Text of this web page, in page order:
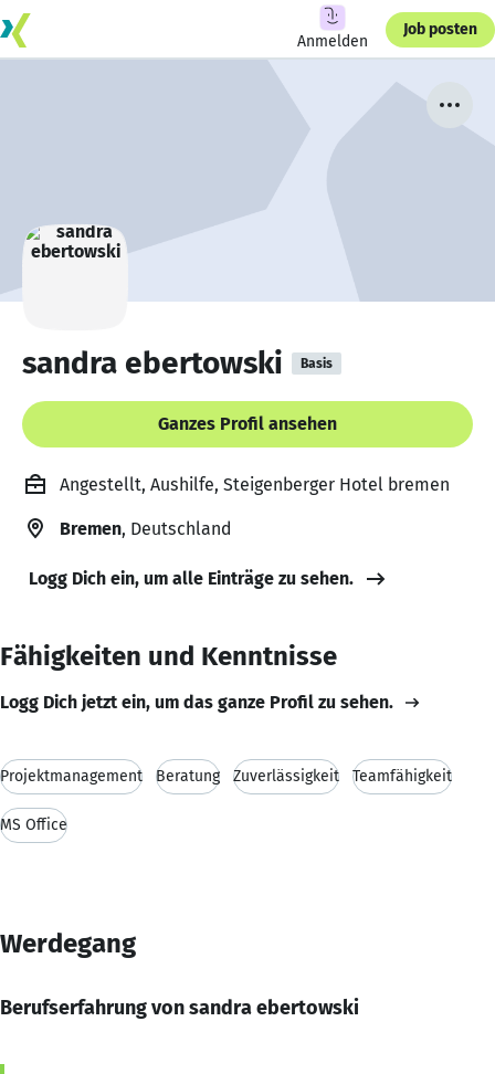
Anmelden
Job posten
sandra ebertowski Basis
Ganzes Profil ansehen
Angestellt, Aushilfe, Steigenberger Hotel bremen
Bremen, Deutschland
Logg Dich ein, um alle Einträge zu sehen.
Fähigkeiten und Kenntnisse
Logg Dich jetzt ein, um das ganze Profil zu sehen.
Projektmanagement Beratung Zuverlässigkeit Teamfähigkeit
MS Office
Werdegang
Berufserfahrung von sandra ebertowski